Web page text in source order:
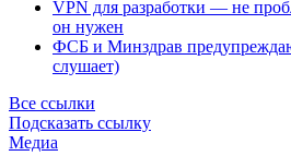
VPN для разработки — не
он нужен
ФСБ и Минздрав
слушает)
Все ссылки
Подсказать ссылку
Медиа